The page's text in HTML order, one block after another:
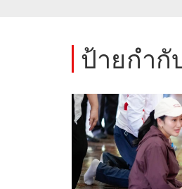
ป้ายกำกั